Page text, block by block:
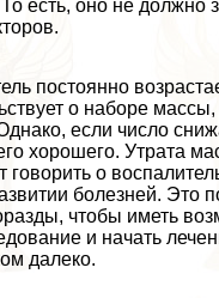
есть, оно не должно
постоянно
о наборе массы,
если число
хорошего. Утрата
говорить о
болезней. Это
чтобы иметь
и начать
далеко.